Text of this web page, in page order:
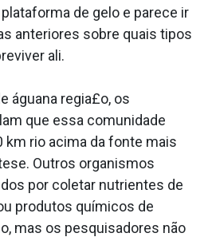
de gelo e parece ir
anteriores sobre quais tipos
ali.
águana regia£o, os
que essa comunidade
km rio acima da fonte mais
Outros organismos
por coletar nutrientes de
produtos químicos de
mas os pesquisadores não